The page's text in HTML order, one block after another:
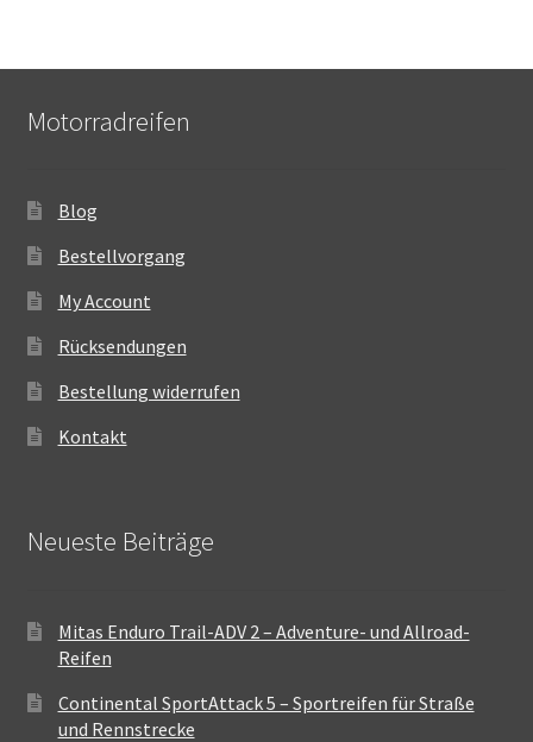
Motorradreifen
Blog
Bestellvorgang
My Account
Rücksendungen
Bestellung widerrufen
Kontakt
Neueste Beiträge
Mitas Enduro Trail-ADV 2 – Adventure- und Allroad-
Reifen
Continental SportAttack 5 – Sportreifen für Straße
und Rennstrecke